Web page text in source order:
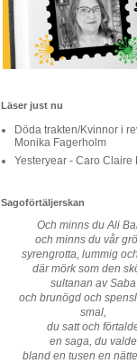
Läser just nu
Döda trakten/Kvinnor i
Monika Fagerholm
Yesteryear - Caro Claire
Sagoförtäljerskan
Och minns du Ali
och minns du vår
syrengrotta, lummig
där mörk som den
sultanan av Saba
och brunögd och
smal,
du satt och
en saga, du valde
bland en tusen en